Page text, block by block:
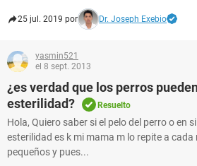
25 jul. 2019 por Dr. Joseph Exebio
yasmin521
el 8 sept. 2013
¿es verdad que los perros
esterilidad?
Resuelto
Hola, Quiero saber si el pelo del perro o en
esterilidad es k mi mama m lo repite a
pequeños y pues...